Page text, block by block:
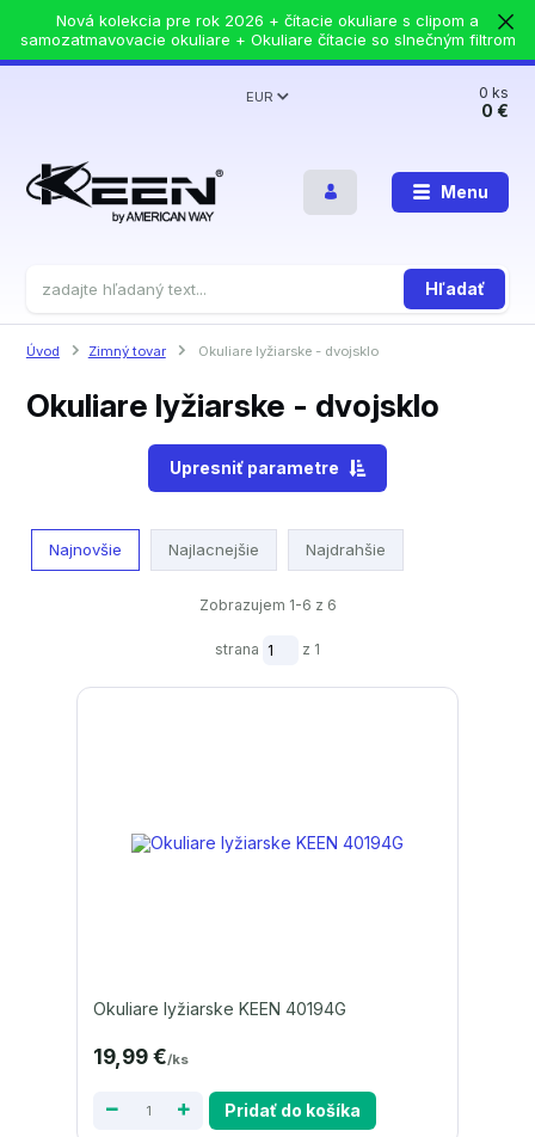
Nová kolekcia pre rok 2026 + čítacie okuliare s clipom a
samozatmavovacie okuliare + Okuliare čítacie so slnečným filtrom
Menu
EUR
Hľadať
0ks
0 €
Úvod Zimný tovar Okuliare lyžiarske - dvojsklo
Okuliare lyžiarske - dvojsklo
Upresniť parametre
Najnovšie Najlacnejšie Najdrahšie
Zobrazujem 1-6 z 6
strana z 1
Okuliare lyžiarske KEEN 40194G
19,99 €/ks
Pridať do košíka